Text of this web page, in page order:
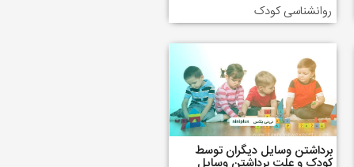
روانشناسی کودک
برداشتن وسایل دیگران توسط